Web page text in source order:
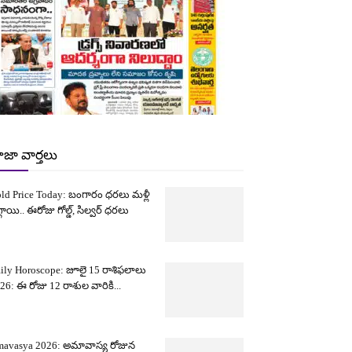
వార్తలు
Price Today: బంగారం ధరలు మళ్లీ
ఈరోజు గోల్డ్, సిల్వర్ ధరలు
Horoscope: జూలై 15 రాశిఫలాలు
ఈ రోజు 12 రాశుల వారికి...
2026: అమావాస్య రోజున